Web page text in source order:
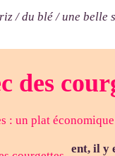
/ du blé / une belle
des
ent, il y